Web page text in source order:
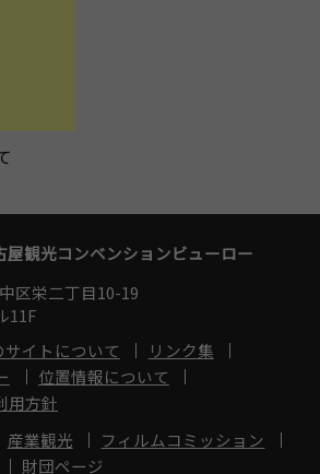
屋観光コンベンションビューロー
区栄二丁目10-19
11F
サイトについて
リンク集
位置情報について
用方針
産業観光
フィルムコミッション
財団ページ